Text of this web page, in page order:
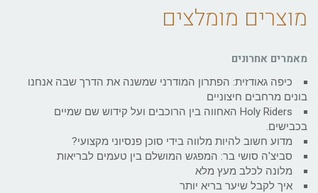
מוצרים מומלצים
מאמרים אחרונים
כיפה גאודזית: הפתרון המודרני שמשנה את הדרך שבה אנחנו
בונים מרחבים חיצוניים
Holy Riders האחווה בין הרוכבים ועל קידוש שם שמיים
בכבישים.
מדוע חשוב להיות מלווה בידי סוכן פנסיוני מקצועי?
סביצ'ה סושי בר: המפגש המושלם בין טעמים לבריאות
מלונה לכלב מעץ מלא
איך לקבל שיער בריא יותר